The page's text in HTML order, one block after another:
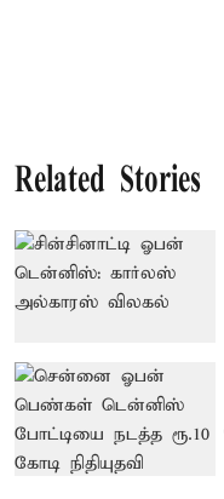
Related Stories